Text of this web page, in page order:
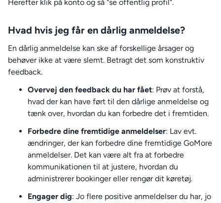
Herefter klik på konto og så "se offentlig profil".
Hvad hvis jeg får en dårlig anmeldelse?
En dårlig anmeldelse kan ske af forskellige årsager og
behøver ikke at være slemt. Betragt det som konstruktiv
feedback.
Overvej den feedback du har fået: Prøv at forstå,
hvad der kan have ført til den dårlige anmeldelse og
tænk over, hvordan du kan forbedre det i fremtiden.
Forbedre dine fremtidige anmeldelser: Lav evt.
ændringer, der kan forbedre dine fremtidige GoMore
anmeldelser. Det kan være alt fra at forbedre
kommunikationen til at justere, hvordan du
administrerer bookinger eller rengør dit køretøj.
Engager dig: Jo flere positive anmeldelser du har, jo